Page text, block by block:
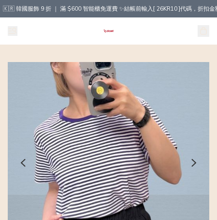
🇰🇷 韓國服飾 9 折 ｜ 滿 $600 智能櫃免運費 ✨結帳前輸入[ 26KR10 ]代碼，折扣金